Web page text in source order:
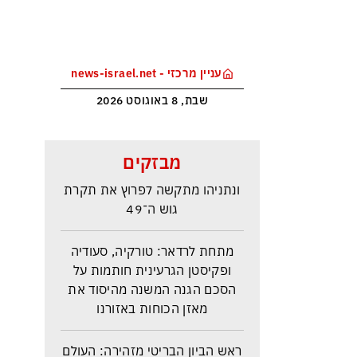
עניין מרכזי - news-israel.net
שבת, 8 באוגוסט 2026
מבזקים
איזנקוט מתבסס במקום הראשון –
ונתניהו מתקשה לפרוץ את תקרת
גוש ה־49
מתחת לרדאר: טורקיה, סעודיה
ופקיסטן הגרעינית חותמות על
הסכם הגנה המשנה מהיסוד את
מאזן הכוחות באזורנו
ראש הביון הבריטי מזהירה: העולם